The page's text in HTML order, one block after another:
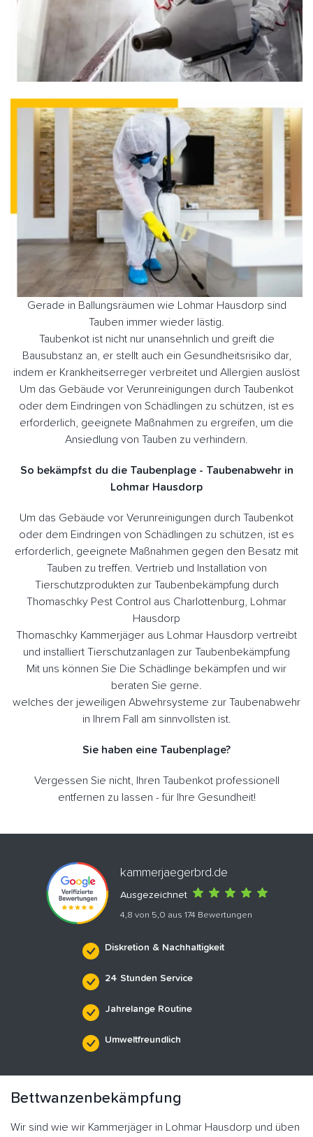
Gerade in Ballungsräumen wie Lohmar Hausdorp sind
Tauben immer wieder lästig.
Taubenkot ist nicht nur unansehnlich und greift die
Bausubstanz an, er stellt auch ein Gesundheitsrisiko dar,
indem er Krankheitserreger verbreitet und Allergien auslöst
Um das Gebäude vor Verunreinigungen durch Taubenkot
oder dem Eindringen von Schädlingen zu schützen, ist es
erforderlich, geeignete Maßnahmen zu ergreifen, um die
Ansiedlung von Tauben zu verhindern.
So bekämpfst du die Taubenplage - Taubenabwehr in
Lohmar Hausdorp
Um das Gebäude vor Verunreinigungen durch Taubenkot
oder dem Eindringen von Schädlingen zu schützen, ist es
erforderlich, geeignete Maßnahmen gegen den Besatz mit
Tauben zu treffen. Vertrieb und Installation von
Tierschutzprodukten zur Taubenbekämpfung durch
Thomaschky Pest Control aus Charlottenburg, Lohmar
Hausdorp
Thomaschky Kammerjäger aus Lohmar Hausdorp vertreibt
und installiert Tierschutzanlagen zur Taubenbekämpfung
Mit uns können Sie Die Schädlinge bekämpfen und wir
beraten Sie gerne.
welches der jeweiligen Abwehrsysteme zur Taubenabwehr
in Ihrem Fall am sinnvollsten ist.
Sie haben eine Taubenplage?
Vergessen Sie nicht, Ihren Taubenkot professionell
entfernen zu lassen - für Ihre Gesundheit!
kammerjaegerbrd.de
Ausgezeichnet
4,8 von 5,0 aus 174 Bewertungen
Diskretion & Nachhaltigkeit
24 Stunden Service
Jahrelange Routine
Umweltfreundlich
Bettwanzenbekämpfung
Wir sind wie wir Kammerjäger in Lohmar Hausdorp und üben